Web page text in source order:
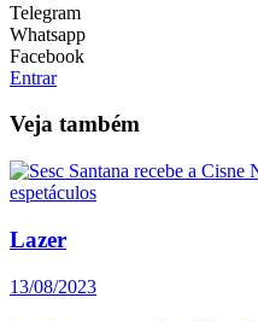
Telegram
Whatsapp
Facebook
Entrar
Veja também
Lazer
13/08/2023